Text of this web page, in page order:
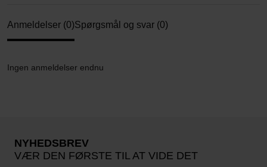
Anmeldelser (0)Spørgsmål og svar (0)
Ingen anmeldelser endnu
NYHEDSBREV
VÆR DEN FØRSTE TIL AT VIDE DET